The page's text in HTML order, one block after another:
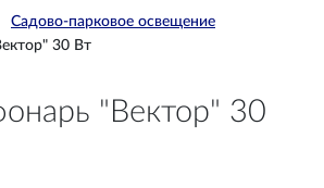
Садово-парковое освещение
30 Вт
"Вектор" 30